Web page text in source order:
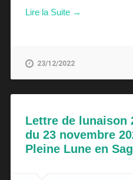
Lire la Suite →
23/12/2022
Lettre de lunaison
du 23 novembre
Pleine Lune en